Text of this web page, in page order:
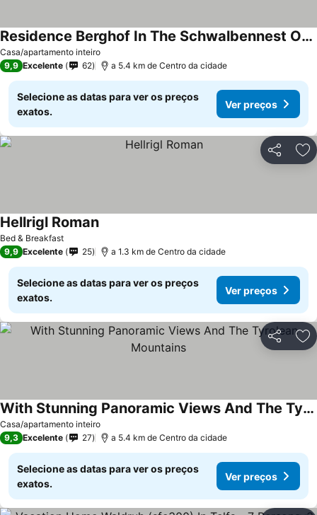
Casa/apartamento inteiro
Residence Berghof In The Schwalbennest Of Tyrol
Ver preços
9,9 Excelente 62 a 5.4 km de Centro da cidade
Selecione as datas para ver os preços
exatos.
Ver preços
Partilhar
Bed & Breakfast
Hellrigl RomanVer preços
9,9 Excelente 25 a 1.3 km de Centro da cidade
Selecione as datas para ver os preços
exatos.
Ver preços
Partilhar
Casa/apartamento inteiro
With Stunning Panoramic Views And The Tyrolean Mountains
Ver preços
9,3 Excelente 27 a 5.4 km de Centro da cidade
Selecione as datas para ver os preços
exatos.
Ver preços